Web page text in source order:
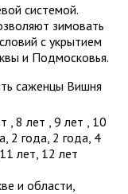
системой.
зимовать
с укрытием
и Подмосковья.
саженцы Вишня
8 лет 9 лет
10
2 года 2 года 4
11 лет 12 лет
и области,